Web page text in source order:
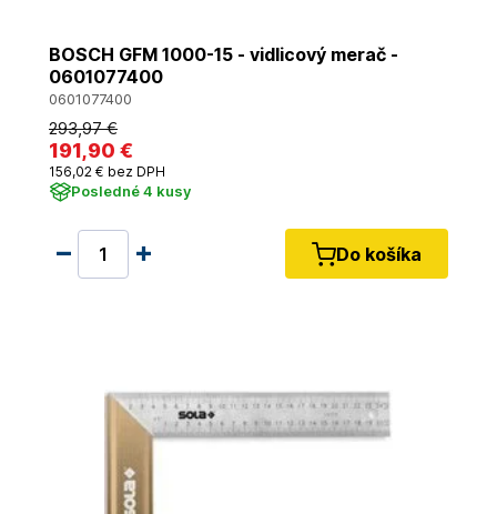
BOSCH GFM 1000-15 - vidlicový merač -
0601077400
0601077400
293,97 €
191,90 €
156,02 € bez DPH
Posledné 4 kusy
Do košíka